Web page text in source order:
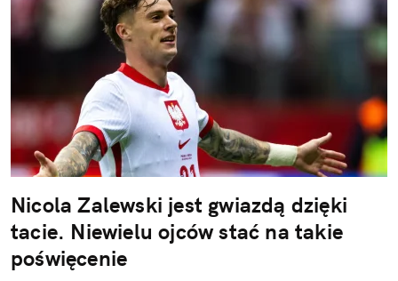
Nicola Zalewski jest gwiazdą dzięki
tacie. Niewielu ojców stać na takie
poświęcenie